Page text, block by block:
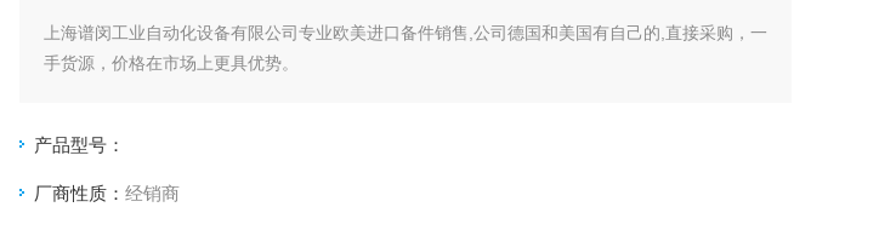
上海谱闵工业自动化设备有限公司专业欧美进口备件销售,公司德国和美国有自己的,直接采购，一
手货源，价格在市场上更具优势。
客户惠的价格。
产品型号：
厂商性质： 经销商